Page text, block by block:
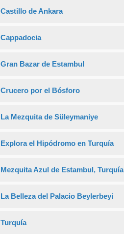
Castillo de Ankara
Cappadocia
Gran Bazar de Estambul
Crucero por el Bósforo
La Mezquita de Süleymaniye
Explora el Hipódromo en Turquía
Mezquita Azul de Estambul, Turquía
La Belleza del Palacio Beylerbeyi
Turquía